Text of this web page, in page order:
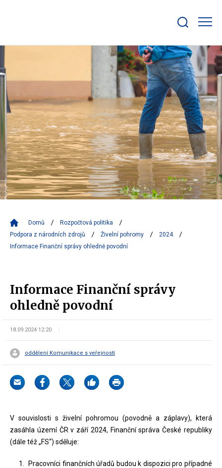
bar
Domů
Rozpočtová politika
Podpora z národních zdrojů
Živelní pohromy
2024
Informace Finanční správy ohledně povodní
Informace Finanční správy
ohledně povodní
18.09.2024 12:20
oddělení Komunikace s veřejností
V souvislosti s živelní pohromou (povodně a záplavy), která
zasáhla území ČR v září 2024, Finanční správa České republiky
(dále též „FS“) sděluje:
Pracovníci finančních úřadů budou k dispozici pro případné